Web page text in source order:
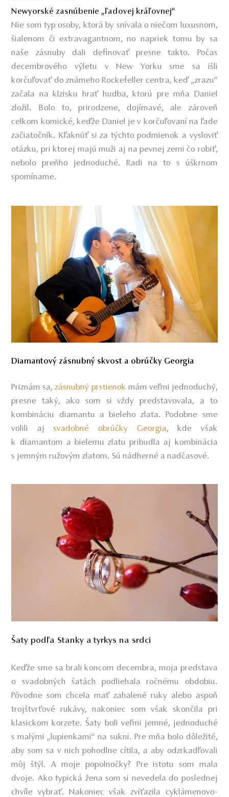
Newyorské zasnúbenie „ľadovej kráľovnej“
Nie som typ osoby, ktorá by snívala o niečom luxusnom,
šialenom či extravagantnom, no napriek tomu by sa
naše zásnuby dali definovať presne takto. Počas
decembrového výletu v New Yorku sme sa išli
korčuľovať do známeho Rockefeller centra, keď „zrazu“
začala na klzisku hrať hudba, ktorú pre mňa Daniel
zložil. Bolo to, prirodzene, dojímavé, ale zároveň
celkom komické, keďže Daniel je v korčuľovaní na ľade
začiatočník. Kľaknúť si za týchto podmienok a vysloviť
otázku, pri ktorej majú muži aj na pevnej zemi čo robiť,
nebolo preňho jednoduché. Radi na to s úškrnom
spomíname.
Diamantový zásnubný skvost a obrúčky Georgia
Priznám sa,zásnubný prstienok mám veľmi jednoduchý,
presne taký, ako som si vždy predstavovala, a to
kombináciu diamantu a bieleho zlata. Podobne sme
volili aj
svadobné obrúčky Georgia, kde však
k diamantom a bielemu zlatu pribudla aj kombinácia
s jemným ružovým zlatom. Sú nádherné a nadčasové.
Šaty podľa Stanky a tyrkys na srdci
Keďže sme sa brali koncom decembra, moja predstava
o svadobných šatách podliehala ročnému obdobiu.
Pôvodne som chcela mať zahalené ruky alebo aspoň
trojštvrťové rukávy, nakoniec som však skončila pri
klasickom korzete. Šaty boli veľmi jemné, jednoduché
s malými „lupienkami“ na sukni. Pre mňa bolo dôležité,
aby som sa v nich pohodlne cítila, a aby odzrkadľovali
môj štýl. A moje popolnočky? Pre istotu som mala
dvoje. Ako typická žena som si nevedela do poslednej
chvíle vybrať. Nakoniec však zvíťazila cyklámenovo-